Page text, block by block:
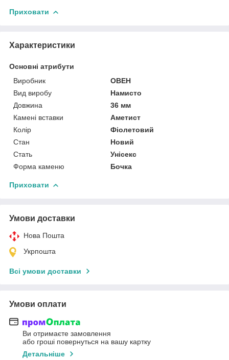
Приховати
Характеристики
Основні атрибути
Виробник
ОВЕН
Вид виробу
Намисто
Довжина
36 мм
Камені вставки
Аметист
Колір
Фіолетовий
Стан
Новий
Стать
Унісекс
Форма каменю
Бочка
Приховати
Умови доставки
Нова Пошта
Укрпошта
Всі умови доставки
Умови оплати
Ви отримаєте замовлення
або гроші повернуться на вашу картку
Детальніше